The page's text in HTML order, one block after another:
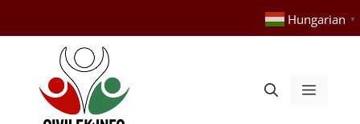
tartalomba
Hungarian ▼
Menü